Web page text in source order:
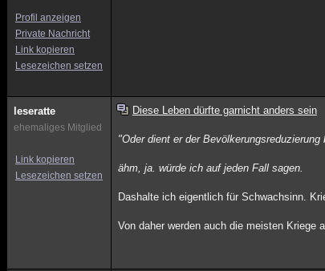
Profil anzeigen
Private Nachricht
Link kopieren
Lesezeichen setzen
leseratte
ehemaliges Mitglied
Link kopieren
Lesezeichen setzen
Diese Leben dürfte garnicht anders sein
"Oder dient er der
ähm, ja. würde ich auf jeden Fall sagen.
Dashalte ich eigentlich für Schwachsinn.
Von daher werden auch die meisten Kriege